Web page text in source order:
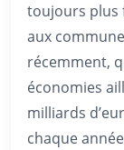
toujours plus
aux
récemment,
économies
milliards
chaque